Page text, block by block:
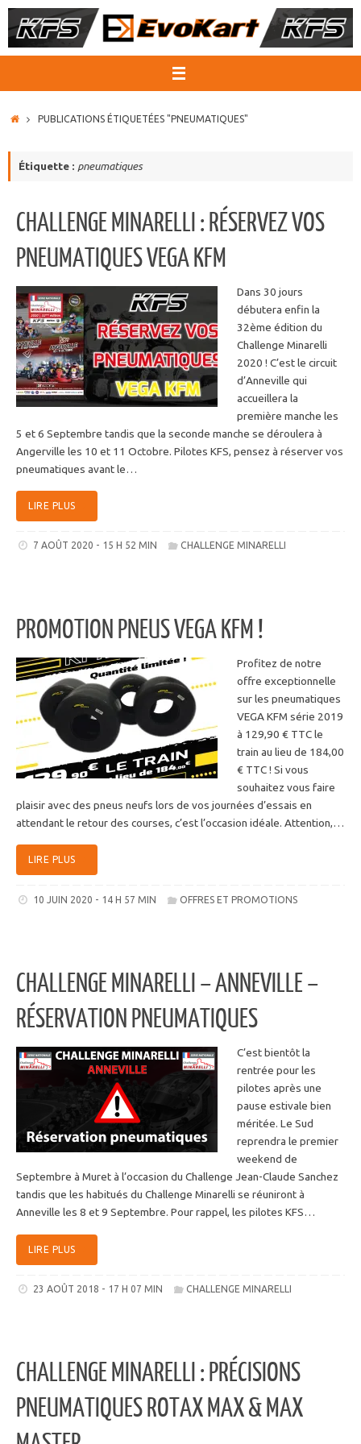
Passer
au
ACCUEIL
PUBLICATIONS ÉTIQUETÉES "PNEUMATIQUES"
Étiquette : pneumatiques
CHALLENGE MINARELLI : RÉSERVEZ VOS
PNEUMATIQUES VEGA KFM
Dans 30 jours
débutera enfin la
32ème édition du
Challenge Minarelli
2020 ! C’est le circuit
d’Anneville qui
accueillera la
première manche les
5 et 6 Septembre tandis que la seconde manche se déroulera à
Angerville les 10 et 11 Octobre. Pilotes KFS, pensez à réserver vos
pneumatiques avant le…
LIRE PLUS
7 AOÛT 2020 - 15 H 52 MIN CHALLENGE MINARELLI
PROMOTION PNEUS VEGA KFM !
Profitez de notre
offre exceptionnelle
sur les pneumatiques
VEGA KFM série 2019
à 129,90 € TTC le
train au lieu de 184,00
€ TTC ! Si vous
souhaitez vous faire
plaisir avec des pneus neufs lors de vos journées d’essais en
attendant le retour des courses, c’est l’occasion idéale. Attention,…
LIRE PLUS
10 JUIN 2020 - 14 H 57 MIN OFFRES ET PROMOTIONS
CHALLENGE MINARELLI – ANNEVILLE –
RÉSERVATION PNEUMATIQUES
C’est bientôt la
rentrée pour les
pilotes après une
pause estivale bien
méritée. Le Sud
reprendra le premier
weekend de
Septembre à Muret à l’occasion du Challenge Jean-Claude Sanchez
tandis que les habitués du Challenge Minarelli se réuniront à
Anneville les 8 et 9 Septembre. Pour rappel, les pilotes KFS…
LIRE PLUS
23 AOÛT 2018 - 17 H 07 MIN CHALLENGE MINARELLI
CHALLENGE MINARELLI : PRÉCISIONS
PNEUMATIQUES ROTAX MAX & MAX